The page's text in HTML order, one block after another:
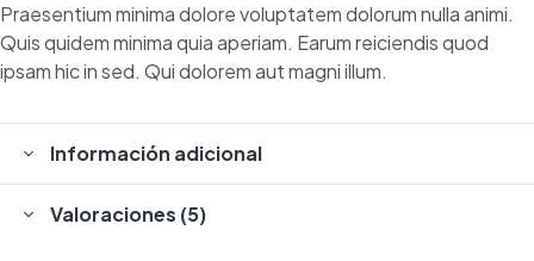
Praesentium minima dolore voluptatem dolorum nulla animi.
Quis quidem minima quia aperiam. Earum reiciendis quod
ipsam hic in sed. Qui dolorem aut magni illum.
Información adicional
Valoraciones (5)